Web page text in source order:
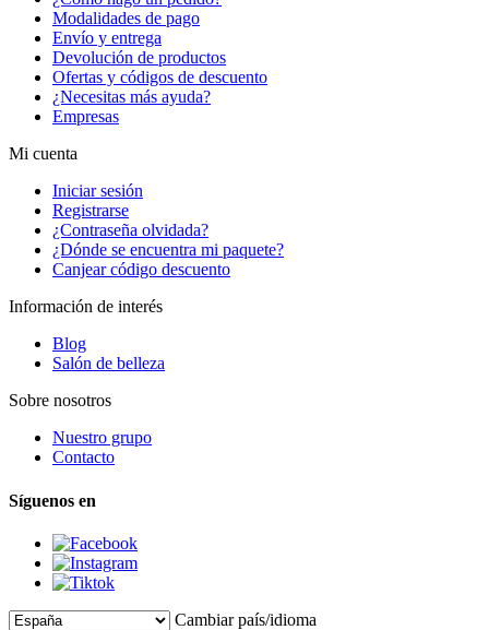
Modalidades de pago
Envío y entrega
Devolución de productos
Ofertas y códigos de descuento
¿Necesitas más ayuda?
Empresas
Mi cuenta
Iniciar sesión
Registrarse
¿Contraseña olvidada?
¿Dónde se encuentra mi paquete?
Canjear código descuento
Información de interés
Blog
Salón de belleza
Sobre nosotros
Nuestro grupo
Contacto
Síguenos en
Cambiar país/idioma